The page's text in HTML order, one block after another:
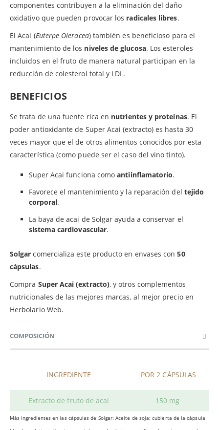
componentes contribuyen a la eliminación del daño
oxidativo que pueden provocar los radicales libres.
El Acai (Euterpe Oleracea) también es beneficioso para el
mantenimiento de los niveles de glucosa. Los esteroles
incluidos en el fruto de manera natural participan en la
reducción de colesterol total y LDL.
BENEFICIOS
Se trata de una fuente rica en nutrientes y proteínas. El
poder antioxidante de Super Acai (extracto) es hasta 30
veces mayor que el de otros alimentos conocidos por esta
característica (como puede ser el caso del vino tinto).
Super Acai funciona comoantiinflamatorio.
Favorece el mantenimiento y la reparación del tejido
corporal.
La baya de acai de Solgar ayuda a conservar el
sistema cardiovascular.
Solgar comercializa este producto en envases con50
cápsulas.
Compra Super Acai (extracto), y otros complementos
nutricionales de las mejores marcas, al mejor precio en
Herbolario Web.
COMPOSICIÓN
INGREDIENTE POR 2 CÁPSULAS
Extracto de fruto de acai 150 mg
Más ingredientes en las cápsulas de Solgar: Aceite de soja; cubierta de la cápsula